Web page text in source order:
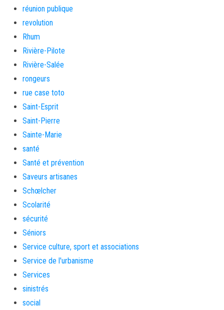
réunion publique
revolution
Rhum
Rivière-Pilote
Rivière-Salée
rongeurs
rue case toto
Saint-Esprit
Saint-Pierre
Sainte-Marie
santé
Santé et prévention
Saveurs artisanes
Schœlcher
Scolarité
sécurité
Séniors
Service culture, sport et associations
Service de l'urbanisme
Services
sinistrés
social